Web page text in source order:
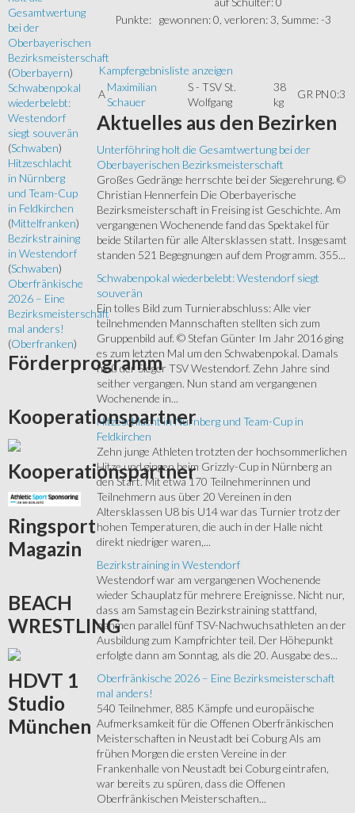
Punkte: gewonnen: 0, verloren: 3, Summe: -3
Kampfergebnisliste anzeigen
A
Maximilian
Schauer
S - TSV St.
Wolfgang
38
kg
GR PN0:3
Aktuelles aus den Bezirken
Unterföhring holt die Gesamtwertung bei der
Oberbayerischen Bezirksmeisterschaft
Großes Gedränge herrschte bei der Siegerehrung. ©
Christian Hennerfein Die Oberbayerische
Bezirksmeisterschaft in Freising ist Geschichte. Am
vergangenen Wochenende fand das Spektakel für
beide Stilarten für alle Altersklassen statt. Insgesamt
standen 521 Begegnungen auf dem Programm. 355...
Schwabenpokal wiederbelebt: Westendorf siegt
souverän
Ein tolles Bild zum Turnierabschluss: Alle vier
teilnehmenden Mannschaften stellten sich zum
Gruppenbild auf. © Stefan Günter Im Jahr 2016 ging
es zum letzten Mal um den Schwabenpokal. Damals
hieß der Sieger TSV Westendorf. Zehn Jahre sind
seither vergangen. Nun stand am vergangenen
Wochenende in...
Hitzeschlacht in Nürnberg und Team-Cup in
Feldkirchen
Zehn junge Athleten trotzten der hochsommerlichen
Hitze und gingen beim Grizzly-Cup in Nürnberg an
den Start. Mit etwa 170 Teilnehmerinnen und
Teilnehmern aus über 20 Vereinen in den
Altersklassen U8 bis U14 war das Turnier trotz der
hohen Temperaturen, die auch in der Halle nicht
direkt niedriger waren,...
Bezirkstraining in Westendorf
Westendorf war am vergangenen Wochenende
wieder Schauplatz für mehrere Ereignisse. Nicht nur,
dass am Samstag ein Bezirkstraining stattfand,
nahmen parallel fünf TSV-Nachwuchsathleten an der
Ausbildung zum Kampfrichter teil. Der Höhepunkt
erfolgte dann am Sonntag, als die 20. Ausgabe des...
Oberfränkische 2026 – Eine Bezirksmeisterschaft
mal anders!
540 Teilnehmer, 885 Kämpfe und europäische
Aufmerksamkeit für die Offenen Oberfränkischen
Meisterschaften in Neustadt bei Coburg Als am
frühen Morgen die ersten Vereine in der
Frankenhalle von Neustadt bei Coburg eintrafen,
war bereits zu spüren, dass die Offenen
Oberfränkischen Meisterschaften...
Gesamtwertung
bei der
Oberbayerischen
Bezirksmeisterschaft
(Oberbayern)
Schwabenpokal
wiederbelebt:
Westendorf
siegt souverän
(Schwaben)
Hitzeschlacht
in Nürnberg
und Team-Cup
in Feldkirchen
(Mittelfranken)
Bezirkstraining
in Westendorf
(Schwaben)
Oberfränkische
2026 – Eine
Bezirksmeisterschaft
mal anders!
(Oberfranken)
Förderprogramm
Kooperationspartner
Kooperationspartner
Ringsport
Magazin
BEACH
WRESTLING
HDVT 1
Studio
München